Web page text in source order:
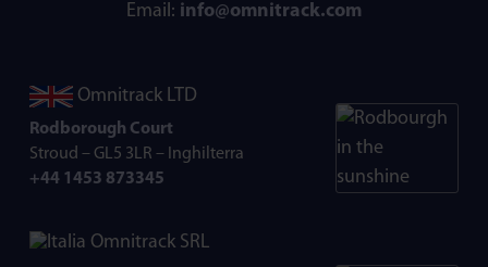
Email: info@omnitrack.com
Omnitrack LTD
Rodborough Court
Stroud – GL5 3LR – Inghilterra
+44 1453 873345
Omnitrack SRL